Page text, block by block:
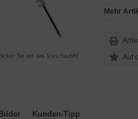
Sie auf das Vorschaubild
Mehr
Kunden-Tipp